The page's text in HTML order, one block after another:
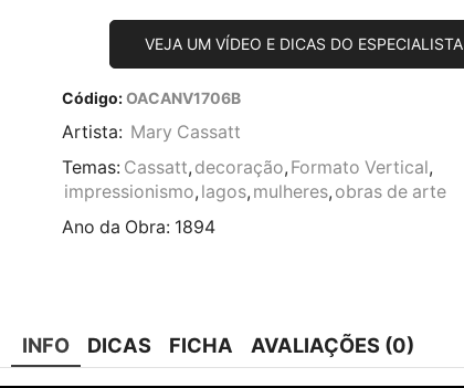
VEJA UM VÍDEO E DICAS DO ESPECIALISTA
Código:OACANV1706B
Artista: Mary Cassatt
Temas: Cassatt, decoração, Formato Vertical,
impressionismo, lagos, mulheres, obras de arte
Ano da Obra: 1894
INFO DICAS FICHA AVALIAÇÕES (0)